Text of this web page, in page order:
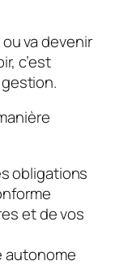
va devenir
c’est
obligations
et de vos
autonome